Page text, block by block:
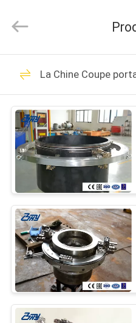
MAISON
PRODUITS
AU
SUJET
NOUS
VISITE
D'USINE
CONTRÔLE
Bohyar
Engineering
Ltd.
Reserved.
Coupe
tuyau et
taillante
Coupe
tuyau et
taillante
La Chine Coupe